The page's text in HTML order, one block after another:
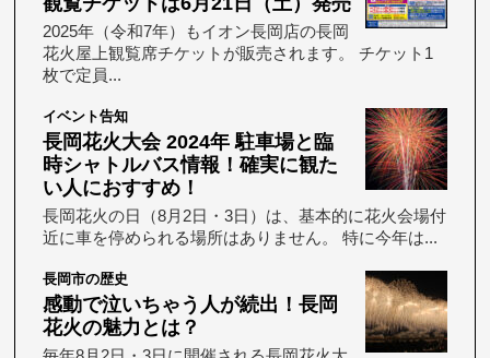
2025年（令和7年）もイオン長岡店の長岡
花火屋上観覧席チケットが販売されます。 チケット1
枚で定員...
イベント告知
長岡花火大会 2024年 駐車場と臨
時シャトルバス情報！確実に観た
い人におすすめ！
長岡花火の日（8月2日・3日）は、基本的に花火会場付
近に車を停められる場所はありません。 特に今年は...
長岡市の歴史
感動で泣いちゃう人が続出！長岡
花火の魅力とは？